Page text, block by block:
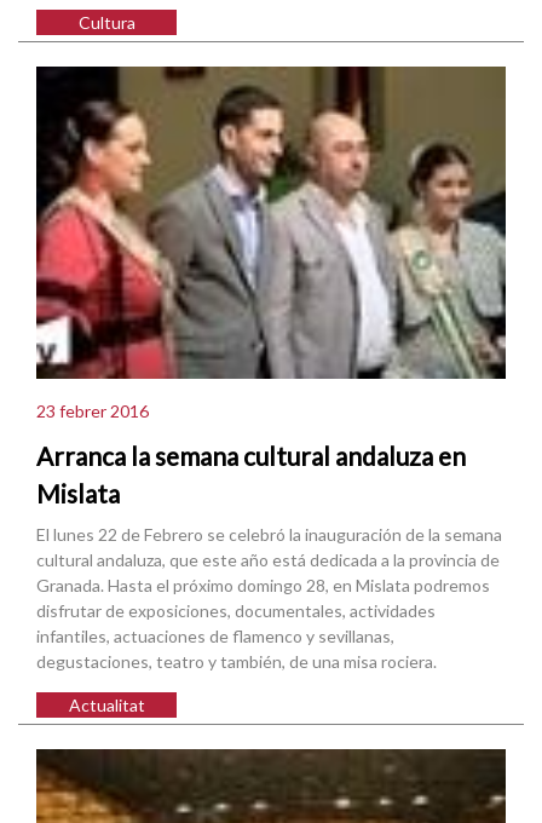
Cultura
23 febrer 2016
Arranca la semana cultural andaluza en
Mislata
El lunes 22 de Febrero se celebró la inauguración de la semana
cultural andaluza, que este año está dedicada a la provincia de
Granada. Hasta el próximo domingo 28, en Mislata podremos
disfrutar de exposiciones, documentales, actividades
infantiles, actuaciones de flamenco y sevillanas,
degustaciones, teatro y también, de una misa rociera.
Actualitat